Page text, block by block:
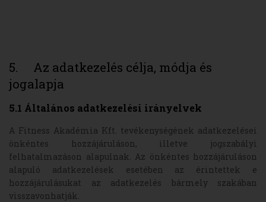
5. Az adatkezelés célja, módja és
jogalapja
5.1 Általános adatkezelési irányelvek
A Fitness Akadémia Kft. tevékenységének adatkezelései
önkéntes hozzájáruláson, illetve jogszabályi
felhatalmazáson alapulnak. Az önkéntes hozzájáruláson
alapuló adatkezelések esetében az érintettek e
hozzájárulásukat az adatkezelés bármely szakában
visszavonhatják.